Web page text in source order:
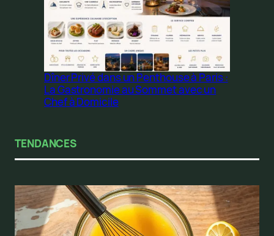
Dîner Privé dans un Penthouse à Paris :
La Gastronomie au Sommet avec un
Chef à Domicile
TENDANCES